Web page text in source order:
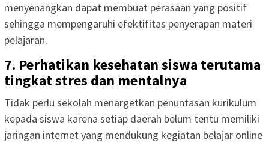
menyenangkan dapat membuat perasaan yang positif
sehingga mempengaruhi efektifitas penyerapan materi
pelajaran.
7. Perhatikan kesehatan siswa terutama
tingkat stres dan mentalnya
Tidak perlu sekolah menargetkan penuntasan kurikulum
kepada siswa karena setiap daerah belum tentu memiliki
jaringan internet yang mendukung kegiatan belajar online